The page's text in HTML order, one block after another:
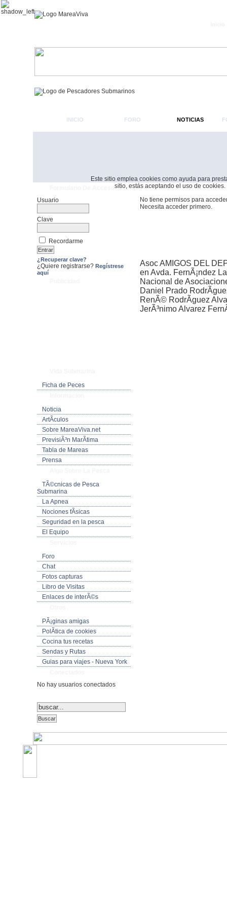
Este sitio emplea cookies como ayuda para
sitio, estás aceptando el uso de cookies.
INICIO FORO NOTICIAS
Usuario
Clave
Recordarme
¿Recuperar clave?
¿Quiere registrarse? Regístrese
aquí
Ficha de Peces
Noticia
ArtÃ­culos
Sobre MareaViva.net
PrevisiÃ³n MarÃ­tima
Tabla de Mareas
Prensa
TÃ©cnicas de Pesca
Submarina
La Apnea
Nociones fÃ­sicas
Seguridad en la pesca
El Equipo
Foro
Chat
Fotos capturas
Libro de Visitas
Enlaces de interÃ©s
PÃ¡ginas amigas
PolÃ­tica de cookies
Cocina tus recetas
Sendas y Rutas
Guias para viajes - Nueva York
No hay usuarios conectados
No tiene permisos para
Necesita acceder primero.
Asoc AMIGOS DEL
en Avda. FernÃ¡ndez
Nacional de
Daniel Prado
RenÃ© RodrÃ­guez
JerÃ³nimo Alvarez